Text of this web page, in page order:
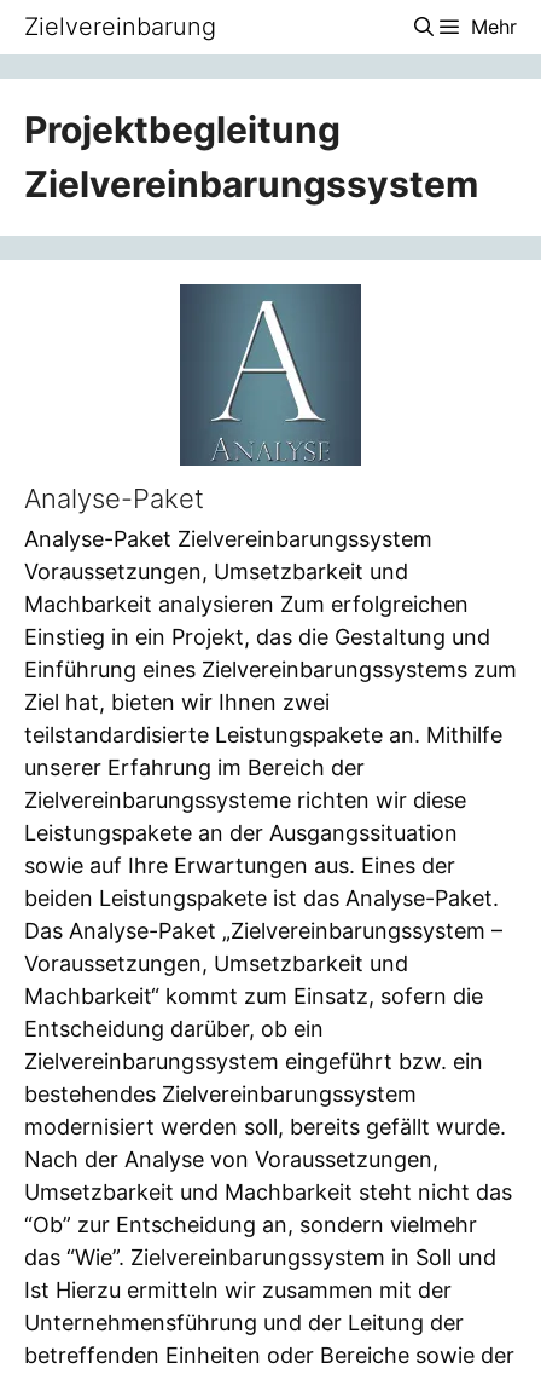
Zum
springen
Zielvereinbarung Mehr
Projektbegleitung
Zielvereinbarungssystem
Analyse-Paket
Analyse-Paket Zielvereinbarungssystem
Voraussetzungen, Umsetzbarkeit und
Machbarkeit analysieren Zum erfolgreichen
Einstieg in ein Projekt, das die Gestaltung und
Einführung eines Zielvereinbarungssystems zum
Ziel hat, bieten wir Ihnen zwei
teilstandardisierte Leistungspakete an. Mithilfe
unserer Erfahrung im Bereich der
Zielvereinbarungssysteme richten wir diese
Leistungspakete an der Ausgangssituation
sowie auf Ihre Erwartungen aus. Eines der
beiden Leistungspakete ist das Analyse-Paket.
Das Analyse-Paket „Zielvereinbarungssystem –
Voraussetzungen, Umsetzbarkeit und
Machbarkeit“ kommt zum Einsatz, sofern die
Entscheidung darüber, ob ein
Zielvereinbarungssystem eingeführt bzw. ein
bestehendes Zielvereinbarungssystem
modernisiert werden soll, bereits gefällt wurde.
Nach der Analyse von Voraussetzungen,
Umsetzbarkeit und Machbarkeit steht nicht das
“Ob” zur Entscheidung an, sondern vielmehr
das “Wie”. Zielvereinbarungssystem in Soll und
Ist Hierzu ermitteln wir zusammen mit der
Unternehmensführung und der Leitung der
betreffenden Einheiten oder Bereiche sowie der